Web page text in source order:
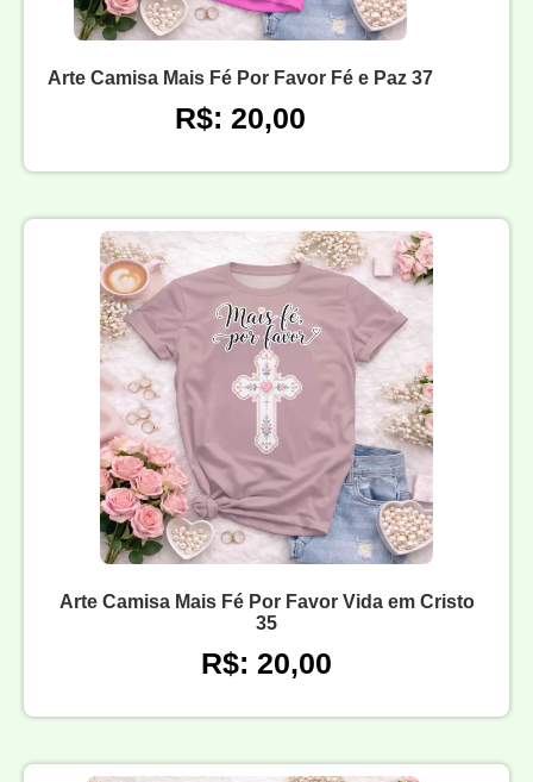
Arte Camisa Mais Fé Por Favor Fé e Paz 37
R$: 20,00
Arte Camisa Mais Fé Por Favor Vida em Cristo
35
R$: 20,00